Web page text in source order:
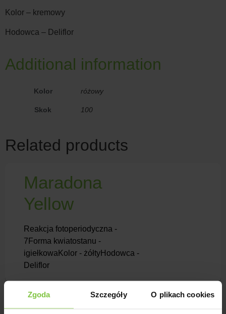
Zgoda Szczegóły O plikach cookies
Kolor – kremowy
Hodowca – Deliflor
Additional information
Kolor różowy
Skok 100
Related products
Maradona
Yellow
Reakcja fotoperiodyczna -
7Forma kwiatostanu -
igiełkowaKolor - żółtyHodowca -
Deliflor